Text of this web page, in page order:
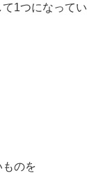
1つになってい
ものを